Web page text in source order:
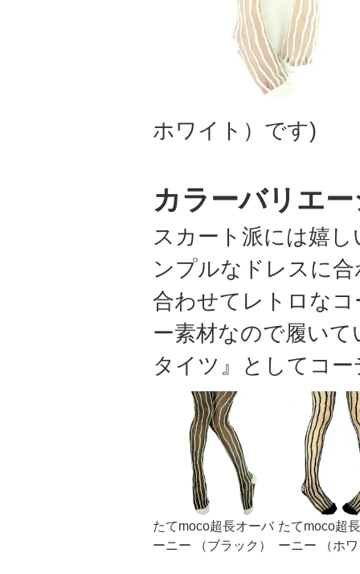
ホワイト）です)
カラーバリエ
スカート派には嬉
ンプルなドレスに
合わせてレトロな
ー素材なので履い
タイツ』としてコ
たてmoco超長オーバ
ーニー （ブラック）
たてmoco超
ーニー （ホ